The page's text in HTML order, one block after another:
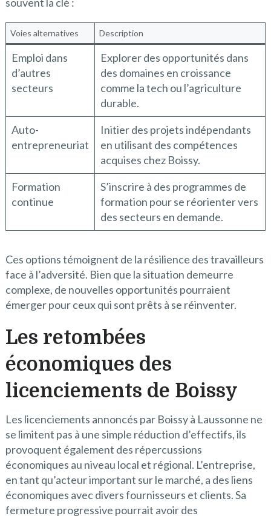
Voies alternatives Description
Emploi dans
d’autres
secteurs
Explorer des opportunités dans
des domaines en croissance
comme la tech ou l’agriculture
durable.
Auto-
entrepreneuriat
Initier des projets indépendants
en utilisant des compétences
acquises chez Boissy.
Formation
continue
S’inscrire à des programmes de
formation pour se réorienter vers
des secteurs en demande.
Ces options témoignent de la résilience des travailleurs
face à l’adversité. Bien que la situation demeurre
complexe, de nouvelles opportunités pourraient
émerger pour ceux qui sont prêts à se réinventer.
Les retombées
économiques des
licenciements de Boissy
Les licenciements annoncés par Boissy à Laussonne ne
se limitent pas à une simple réduction d’effectifs, ils
provoquent également des répercussions
économiques au niveau local et régional. L’entreprise,
en tant qu’acteur important sur le marché, a des liens
économiques avec divers fournisseurs et clients. Sa
fermeture progressive pourrait avoir des